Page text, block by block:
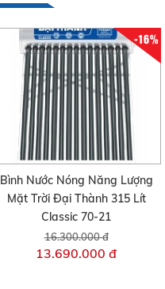
-16%
Bình Nước Nóng Năng Lượng
Mặt Trời Đại Thành 315 Lít
Classic 70-21
16.300.000 đ
13.690.000 đ